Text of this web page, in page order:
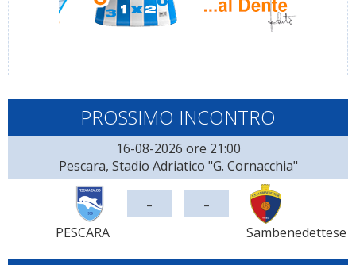
PROSSIMO INCONTRO
16-08-2026 ore 21:00
Pescara, Stadio Adriatico "G. Cornacchia"
PESCARA
- -
Sambenedettese